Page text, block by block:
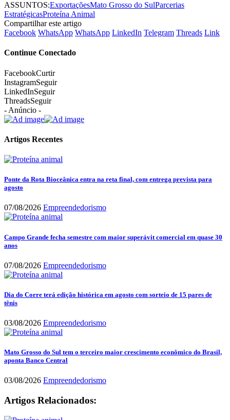
ASSUNTOS:ExportaçõesMato Grosso do SulParcerias
EstratégicasProteína Animal
Compartilhar este artigo
Facebook WhatsApp WhatsApp LinkedIn Telegram Threads Link
Continue Conectado
FacebookCurtir
InstagramSeguir
LinkedInSeguir
ThreadsSeguir
- Anúncio -
Artigos Recentes
Ponte da Rota Bioceânica entra na reta final, com entrega prevista para
agosto
07/08/2026 Empreendedorismo
Campo Grande fecha semestre com maior superávit comercial em quase 30
anos
07/08/2026 Empreendedorismo
Dia do Corre terá edição histórica em agosto com sorteio de 15 pares de
tênis
03/08/2026 Empreendedorismo
Mato Grosso do Sul tem o terceiro maior crescimento econômico do Brasil,
aponta Banco Central
03/08/2026 Empreendedorismo
Artigos Relacionados: